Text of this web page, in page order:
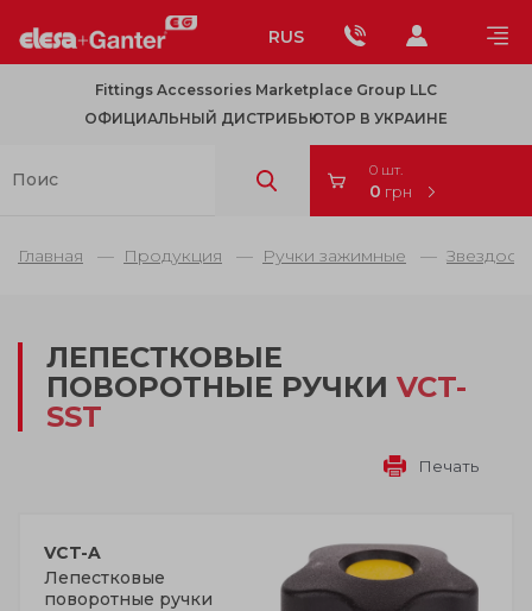
RUS
Fittings Accessories Marketplace Group LLC
ОФИЦИАЛЬНЫЙ ДИСТРИБЬЮТОР В УКРАИНЕ
0 шт.
0 грн
Главная Продукция Ручки зажимные
ЛЕПЕСТКОВЫЕ
ПОВОРОТНЫЕ РУЧКИ VCT-
SST
Печать
VCT-A
Лепестковые
поворотные ручки